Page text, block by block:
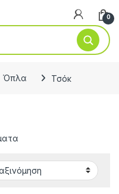
0
Όπλα Τσόκ